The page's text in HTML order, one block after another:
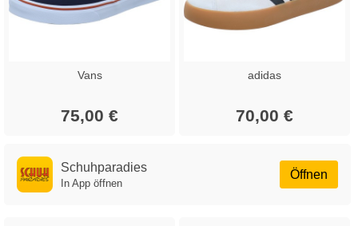
Vans
75,00 €
adidas
70,00 €
Öffnen
Schuhparadies
In App öffnen